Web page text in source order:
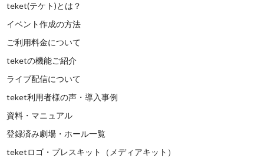
teket(テケト)とは？
イベント作成の方法
ご利用料金について
teketの機能ご紹介
ライブ配信について
teket利用者様の声・導入事例
資料・マニュアル
登録済み劇場・ホール一覧
teketロゴ・プレスキット（メディアキット）